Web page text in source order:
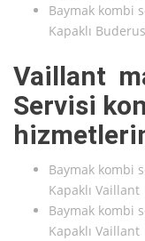
Baymak kombi
Kapaklı
Vaillant
Servisi
Baymak kombi
Kapaklı
Baymak kombi
Kapaklı